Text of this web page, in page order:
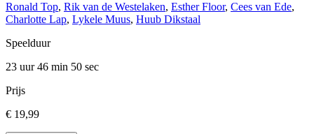
Ronald Top, Rik van de Westelaken, Esther Floor, Cees van Ede,
Charlotte Lap, Lykele Muus, Huub Dikstaal
Speelduur
23 uur 46 min 50 sec
Prijs
€ 19,99